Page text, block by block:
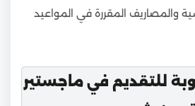
والمصاريف المقررة في المواعيد
للتقديم في ماجستير